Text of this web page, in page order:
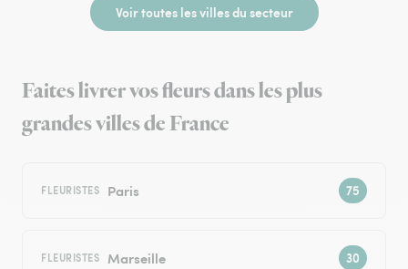
Voir toutes les villes du secteur
Faites livrer vos fleurs dans les plus
grandes villes de France
FLEURISTES Paris
FLEURISTES Marseille